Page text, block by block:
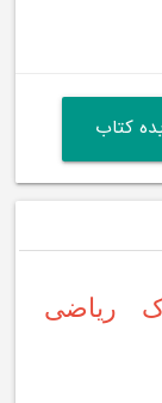
کتاب
ریاضی